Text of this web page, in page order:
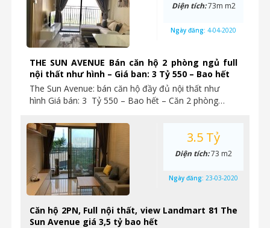
THE SUN AVENUE Bán căn hộ 2 phòng ngủ full
nội thất như hình – Giá ban: 3 Tỷ 550 – Bao hết
The Sun Avenue: bán căn hộ đầy đủ nội thất như
hình Giá bán: 3 Tỷ 550 – Bao hết – Căn 2 phòng…
Diện tích:73m m2
Ngày đăng: 4-04-2020
Căn hộ 2PN, Full nội thất, view Landmart 81 The
Sun Avenue giá 3,5 tỷ bao hết
3.5 Tỷ
Diện tích:73 m2
Ngày đăng: 23-03-2020